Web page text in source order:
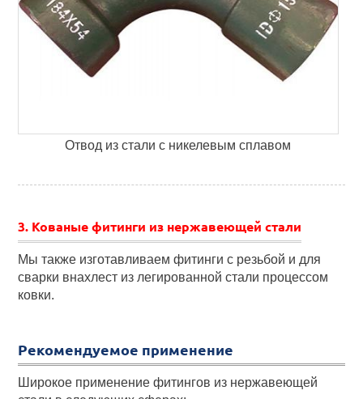
Отвод из стали с никелевым сплавом
3. Кованые фитинги из нержавеющей стали
Мы также изготавливаем фитинги с резьбой и для
сварки внахлест из легированной стали процессом
ковки.
Рекомендуемое применение
Широкое применение фитингов из нержавеющей